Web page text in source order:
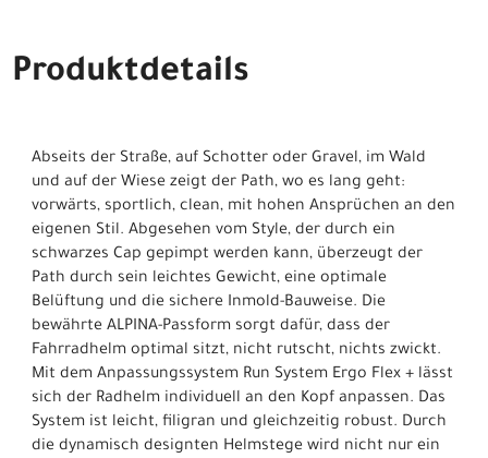
Produktdetails
Abseits der Straße, auf Schotter oder Gravel, im Wald
und auf der Wiese zeigt der Path, wo es lang geht:
vorwärts, sportlich, clean, mit hohen Ansprüchen an den
eigenen Stil. Abgesehen vom Style, der durch ein
schwarzes Cap gepimpt werden kann, überzeugt der
Path durch sein leichtes Gewicht, eine optimale
Belüftung und die sichere Inmold-Bauweise. Die
bewährte ALPINA-Passform sorgt dafür, dass der
Fahrradhelm optimal sitzt, nicht rutscht, nichts zwickt.
Mit dem Anpassungssystem Run System Ergo Flex + lässt
sich der Radhelm individuell an den Kopf anpassen. Das
System ist leicht, filigran und gleichzeitig robust. Durch
die dynamisch designten Helmstege wird nicht nur ein